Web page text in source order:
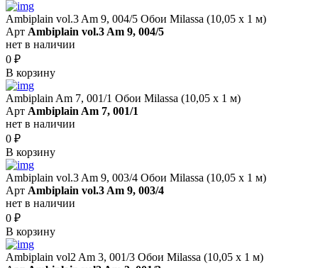
Ambiplain vol.3 Am 9, 004/5 Обои Milassa (10,05 х 1 м)
Арт Ambiplain vol.3 Am 9, 004/5
нет в наличии
0 ₽
В корзину
Ambiplain Am 7, 001/1 Обои Milassa (10,05 х 1 м)
Арт Ambiplain Am 7, 001/1
нет в наличии
0 ₽
В корзину
Ambiplain vol.3 Am 9, 003/4 Обои Milassa (10,05 х 1 м)
Арт Ambiplain vol.3 Am 9, 003/4
нет в наличии
0 ₽
В корзину
Ambiplain vol2 Am 3, 001/3 Обои Milassa (10,05 х 1 м)